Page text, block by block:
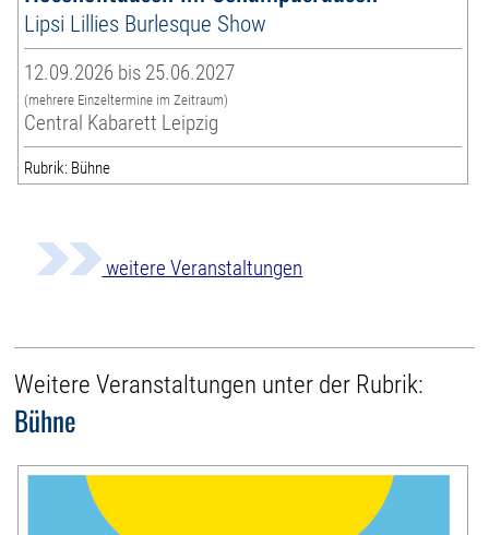
Lipsi Lillies Burlesque Show
12.09.2026 bis 25.06.2027
(mehrere Einzeltermine im Zeitraum)
Central Kabarett Leipzig
Rubrik: Bühne
weitere Veranstaltungen
Weitere Veranstaltungen unter der Rubrik:
Bühne